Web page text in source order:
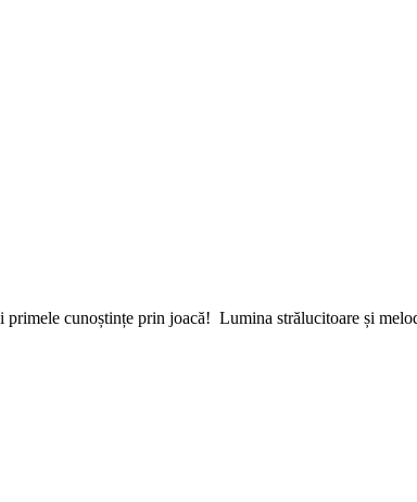
cunoștințe prin joacă! Lumina strălucitoare și